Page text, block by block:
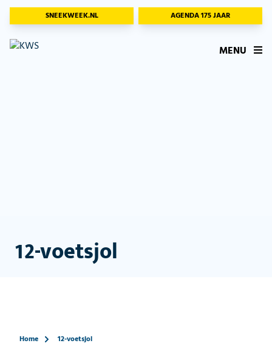
SNEEKWEEK.NL AGENDA 175 JAAR
MENU
12-voetsjol
Home 12-voetsjol